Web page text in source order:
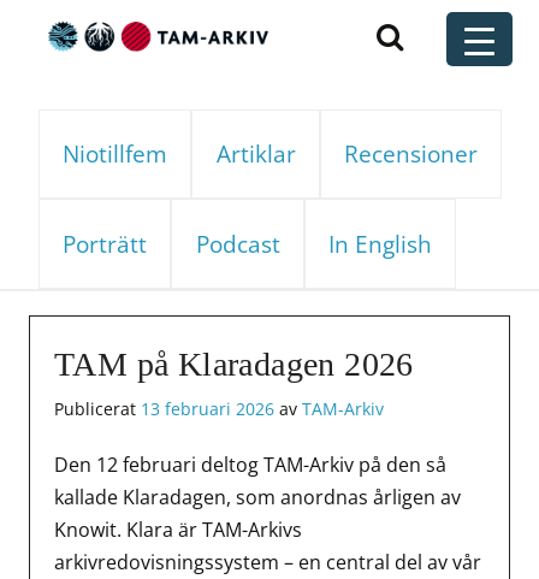
Huvudnavigering
Niotillfem Artiklar Recensioner
Porträtt Podcast In English
TAM på Klaradagen 2026
Publicerat 13 februari 2026 av TAM-Arkiv
Den 12 februari deltog TAM-Arkiv på den så
kallade Klaradagen, som anordnas årligen av
Knowit. Klara är TAM-Arkivs
arkivredovisningssystem – en central del av vår